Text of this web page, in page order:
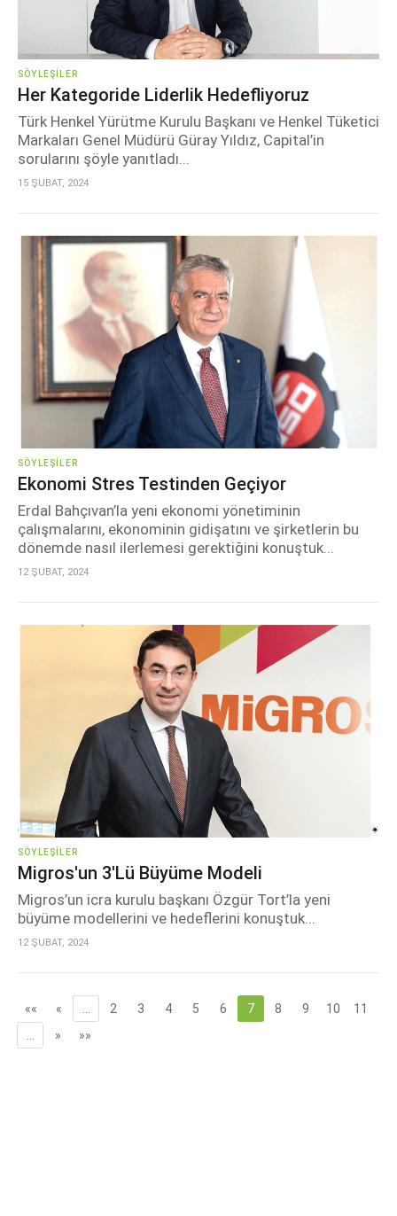
SÖYLEŞILER
Her Kategoride Liderlik Hedefliyoruz
Türk Henkel Yürütme Kurulu Başkanı ve Henkel Tüketici
Markaları Genel Müdürü Güray Yıldız, Capital’in
sorularını şöyle yanıtladı...
15 ŞUBAT, 2024
SÖYLEŞILER
Ekonomi Stres Testinden Geçiyor
Erdal Bahçıvan’la yeni ekonomi yönetiminin
çalışmalarını, ekonominin gidişatını ve şirketlerin bu
dönemde nasıl ilerlemesi gerektiğini konuştuk...
12 ŞUBAT, 2024
SÖYLEŞILER
Migros'un 3'lü Büyüme Modeli
Migros’un icra kurulu başkanı Özgür Tort’la yeni
büyüme modellerini ve hedeflerini konuştuk...
12 ŞUBAT, 2024
«« « 2 3 4 5 6 7 8 9 10
11
» »»